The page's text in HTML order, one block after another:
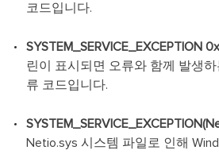
코드입니다.
SYSTEM_SERVICE_EXCEPTION
린이 표시되면 오류와 함께 발생
류 코드입니다.
Netio.sys 시스템 파일로 인해